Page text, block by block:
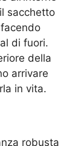
sacchetto
di fuori.
della
arrivare
in vita.
robusta